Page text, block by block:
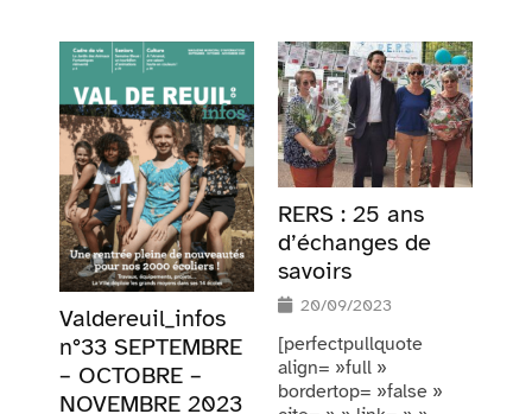
Valdereuil_infos
n°33 SEPTEMBRE
– OCTOBRE –
NOVEMBRE 2023
RERS : 25 ans
d’échanges de
savoirs
20/09/2023
[perfectpullquote
align= »full »
bordertop= »false »